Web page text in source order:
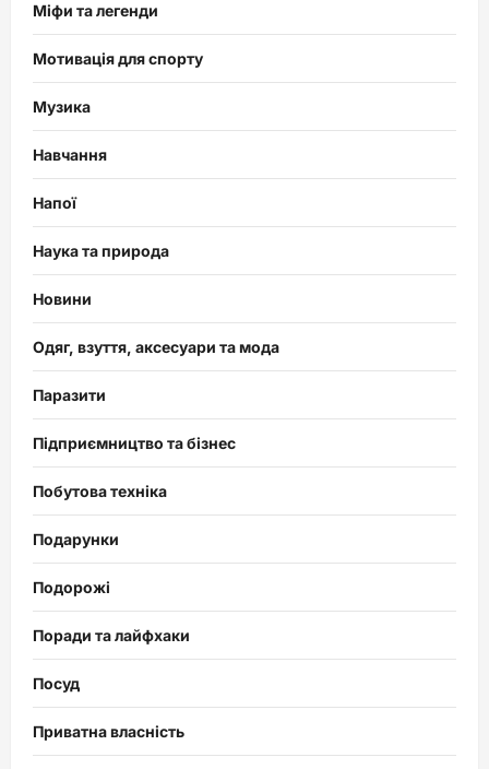
Міфи та легенди
Мотивація для спорту
Музика
Навчання
Напої
Наука та природа
Новини
Одяг, взуття, аксесуари та мода
Паразити
Підприємництво та бізнес
Побутова техніка
Подарунки
Подорожі
Поради та лайфхаки
Посуд
Приватна власність